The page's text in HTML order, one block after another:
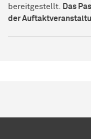
bereitgestellt.
Das
der